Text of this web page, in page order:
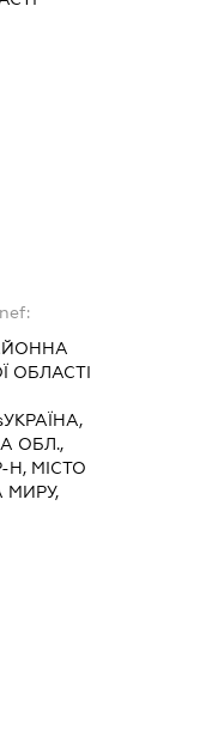
ОБЛАСТІ
УКРАЇНА,
ОБЛ.,
Н, МІСТО
МИРУ,